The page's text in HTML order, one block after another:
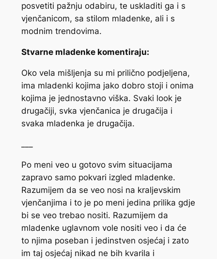
posvetiti pažnju odabiru, te uskladiti ga i s
vjenčanicom, sa stilom mladenke, ali i s
modnim trendovima.
Stvarne mladenke komentiraju:
Oko vela mišljenja su mi prilično podjeljena,
ima mladenki kojima jako dobro stoji i onima
kojima je jednostavno viška. Svaki look je
drugačiji, svka vjenčanica je drugačija i
svaka mladenka je drugačija.
Po meni veo u gotovo svim situacijama
zapravo samo pokvari izgled mladenke.
Razumijem da se veo nosi na kraljevskim
vjenčanjima i to je po meni jedina prilika gdje
bi se veo trebao nositi. Razumijem da
mladenke uglavnom vole nositi veo i da će
to njima poseban i jedinstven osjećaj i zato
im taj osjećaj nikad ne bih kvarila i